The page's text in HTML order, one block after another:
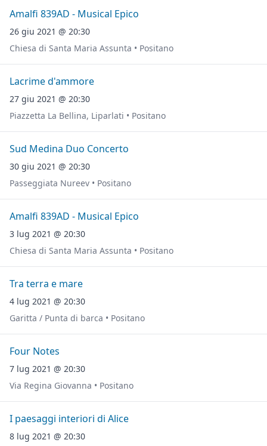
Amalfi 839AD - Musical Epico
26 giu 2021 @ 20:30
Chiesa di Santa Maria Assunta • Positano
Lacrime d'ammore
27 giu 2021 @ 20:30
Piazzetta La Bellina, Liparlati • Positano
Sud Medina Duo Concerto
30 giu 2021 @ 20:30
Passeggiata Nureev • Positano
Amalfi 839AD - Musical Epico
3 lug 2021 @ 20:30
Chiesa di Santa Maria Assunta • Positano
Tra terra e mare
4 lug 2021 @ 20:30
Garitta / Punta di barca • Positano
Four Notes
7 lug 2021 @ 20:30
Via Regina Giovanna • Positano
I paesaggi interiori di Alice
8 lug 2021 @ 20:30